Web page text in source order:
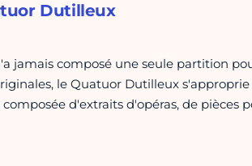
Dutilleux
jamais composé une seule partition
le Quatuor Dutilleux
d'extraits d'opéras, de pièces